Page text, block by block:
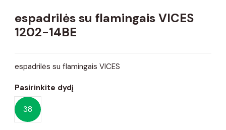
espadrilės su flamingais VICES
1202-14BE
espadrilės su flamingais VICES
Pasirinkite dydį
38